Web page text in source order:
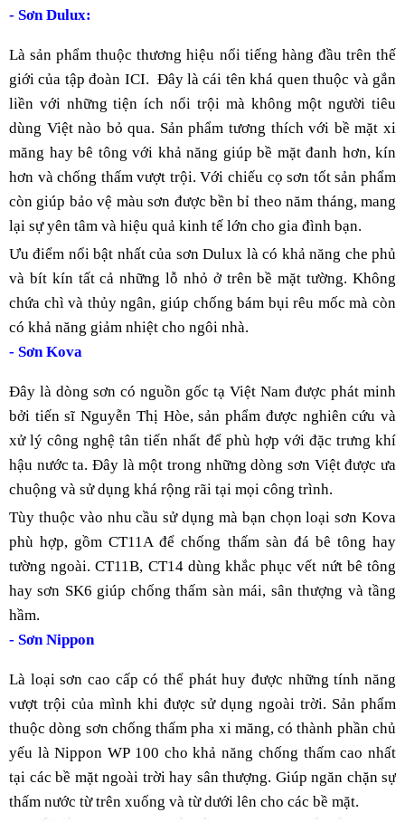
- Sơn Dulux:
Là sản phẩm thuộc thương hiệu nổi tiếng hàng đầu trên thế
giới của tập đoàn ICI.  Đây là cái tên khá quen thuộc và gắn
liền với những tiện ích nổi trội mà không một người tiêu
dùng Việt nào bỏ qua. Sản phẩm tương thích với bề mặt xi
măng hay bê tông với khả năng giúp bề mặt đanh hơn, kín
hơn và chống thấm vượt trội. Với chiếu cọ sơn tốt sản phẩm
còn giúp bảo vệ màu sơn được bền bỉ theo năm tháng, mang
lại sự yên tâm và hiệu quả kinh tế lớn cho gia đình bạn.
Ưu điểm nổi bật nhất của sơn Dulux là có khả năng che phủ
và bít kín tất cả những lỗ nhỏ ở trên bề mặt tường. Không
chứa chì và thủy ngân, giúp chống bám bụi rêu mốc mà còn
có khả năng giảm nhiệt cho ngôi nhà.
- Sơn Kova
Đây là dòng sơn có nguồn gốc tạ Việt Nam được phát minh
bởi tiến sĩ Nguyễn Thị Hòe, sản phẩm được nghiên cứu và
xử lý công nghệ tân tiến nhất để phù hợp với đặc trưng khí
hậu nước ta. Đây là một trong những dòng sơn Việt được ưa
chuộng và sử dụng khá rộng rãi tại mọi công trình.
Tùy thuộc vào nhu cầu sử dụng mà bạn chọn loại sơn Kova
phù hợp, gồm CT11A để chống thấm sàn đá bê tông hay
tường ngoài. CT11B, CT14 dùng khắc phục vết nứt bê tông
hay sơn SK6 giúp chống thấm sàn mái, sân thượng và tầng
hầm.
- Sơn Nippon
Là loại sơn cao cấp có thể phát huy được những tính năng
vượt trội của mình khi được sử dụng ngoài trời. Sản phẩm
thuộc dòng sơn chống thấm pha xi măng, có thành phần chủ
yếu là Nippon WP 100 cho khả năng chống thấm cao nhất
tại các bề mặt ngoài trời hay sân thượng. Giúp ngăn chặn sự
thấm nước từ trên xuống và từ dưới lên cho các bề mặt.